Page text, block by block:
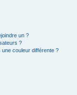
un ?
?
une couleur différente ?